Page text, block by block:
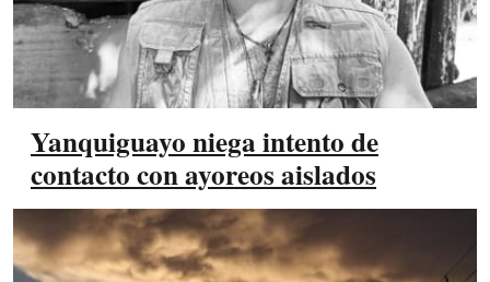
Yanquiguayo niega intento de
contacto con ayoreos aislados